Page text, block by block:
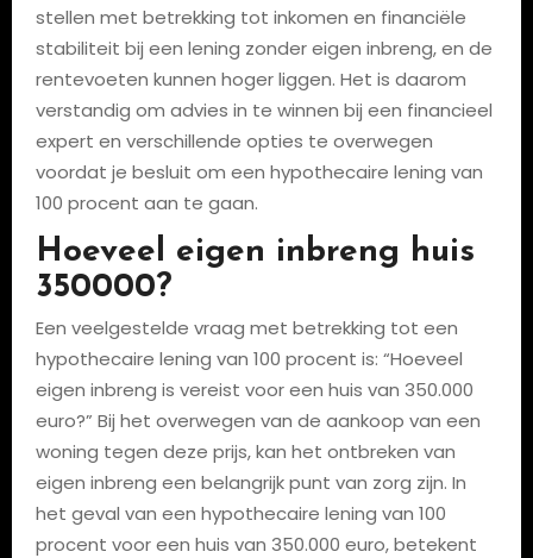
stellen met betrekking tot inkomen en financiële
stabiliteit bij een lening zonder eigen inbreng, en de
rentevoeten kunnen hoger liggen. Het is daarom
verstandig om advies in te winnen bij een financieel
expert en verschillende opties te overwegen
voordat je besluit om een hypothecaire lening van
100 procent aan te gaan.
Hoeveel eigen inbreng huis
350000?
Een veelgestelde vraag met betrekking tot een
hypothecaire lening van 100 procent is: “Hoeveel
eigen inbreng is vereist voor een huis van 350.000
euro?” Bij het overwegen van de aankoop van een
woning tegen deze prijs, kan het ontbreken van
eigen inbreng een belangrijk punt van zorg zijn. In
het geval van een hypothecaire lening van 100
procent voor een huis van 350.000 euro, betekent